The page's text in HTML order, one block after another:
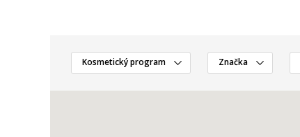
Kosmetický program Značka